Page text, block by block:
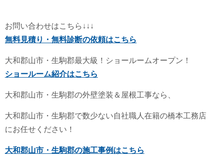
お問い合わせはこちら↓↓↓
無料見積り・無料診断の依頼はこちら
大和郡山市・生駒郡最大級！ショールームオープン！
ショールーム紹介はこちら
大和郡山市・生駒郡の外壁塗装＆屋根工事なら、
大和郡山市・生駒郡で数少ない自社職人在籍の橋本工務店
にお任せください！
大和郡山市・生駒郡の施工事例はこちら